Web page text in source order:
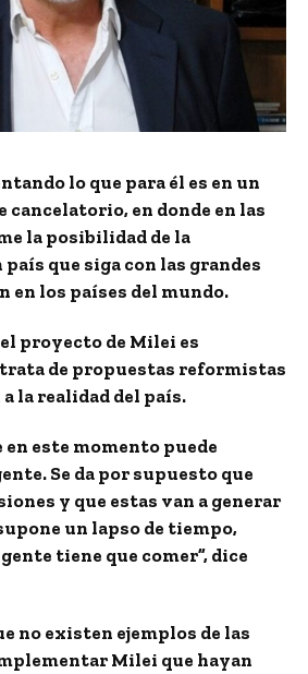
lo que para él es en un
en donde en las
la posibilidad de la
que siga con las grandes
en los países del mundo.
proyecto de Milei es
de propuestas reformistas
a la realidad del país.
en este momento puede
Se da por supuesto que
y que estas van a generar
un lapso de tiempo,
tiene que comer”, dice
no existen ejemplos de las
Milei que hayan